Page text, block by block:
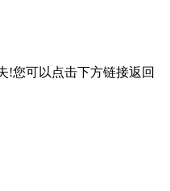
!您可以点击下方链接返回